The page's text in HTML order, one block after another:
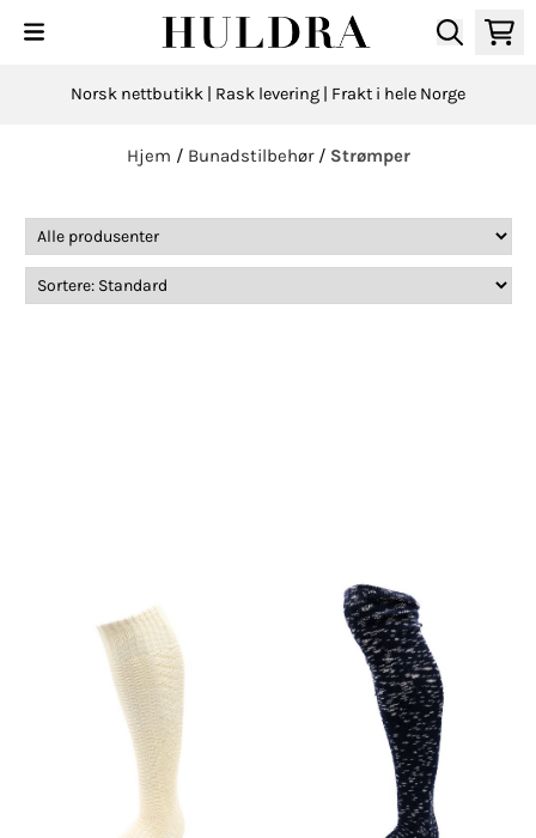
Hopp til innhold
Norsk nettbutikk | Rask levering | Frakt i hele Norge
Hjem / Bunadstilbehør / Strømper